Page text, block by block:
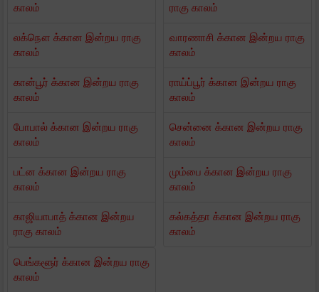
காலம்
லக்நௌ க்கான இன்றய ராகு
காலம்
கான்பூர் க்கான இன்றய ராகு
காலம்
போபால் க்கான இன்றய ராகு
காலம்
பட்ன க்கான இன்றய ராகு
காலம்
காஜியாபாத் க்கான இன்றய
ராகு காலம்
ராகு காலம்
வாரணாசி க்கான இன்றய ராகு
காலம்
ராய்ப்பூர் க்கான இன்றய ராகு
காலம்
சென்னை க்கான இன்றய ராகு
காலம்
மும்பை க்கான இன்றய ராகு
காலம்
கல்கத்தா க்கான இன்றய ராகு
காலம்
பெங்களூர் க்கான இன்றய ராகு
காலம்